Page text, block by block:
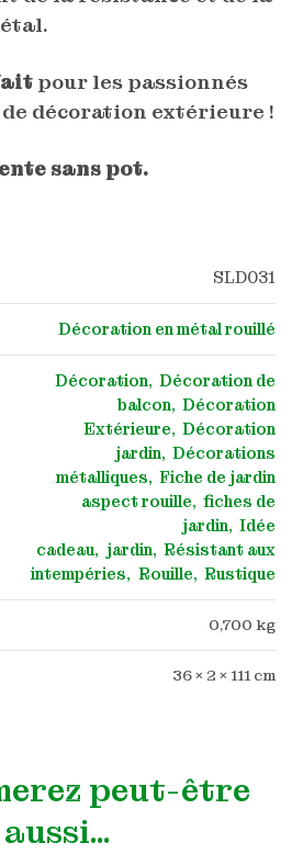
pour les passionnés
décoration extérieure !
sans pot.
SLD031
Décoration en métal rouillé
Décoration Décoration de
balcon Décoration
Extérieure
Décoration
jardin Décorations
métalliques
Fiche de jardin
aspect rouille
fiches de
jardin Idée
cadeau
jardin Résistant aux
intempéries
Rouille Rustique
0,700 kg
36 × 2 × 111 cm
peut-être
aussi…